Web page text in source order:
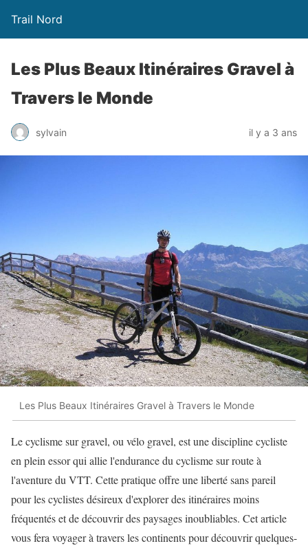
Trail Nord
Les Plus Beaux Itinéraires Gravel à
Travers le Monde
sylvain il y a 3 ans
Les Plus Beaux Itinéraires Gravel à Travers le Monde
Le cyclisme sur gravel, ou vélo gravel, est une discipline cycliste
en plein essor qui allie l'endurance du cyclisme sur route à
l'aventure du VTT. Cette pratique offre une liberté sans pareil
pour les cyclistes désireux d'explorer des itinéraires moins
fréquentés et de découvrir des paysages inoubliables. Cet article
vous fera voyager à travers les continents pour découvrir quelques-